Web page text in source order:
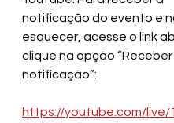
notificação do evento e
esquecer, acesse o link
clique na opção “Receber
notificação”:
https://youtube.com/live/